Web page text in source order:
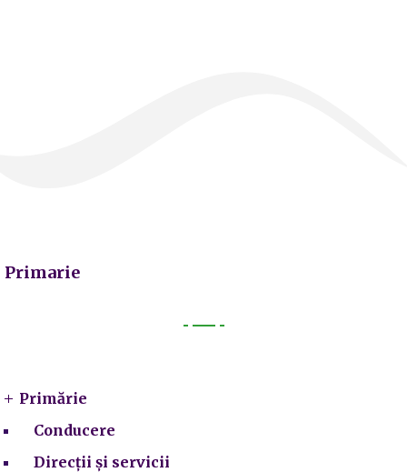
Primarie
Primărie
Conducere
Direcții și servicii